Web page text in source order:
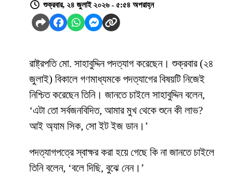
শুক্রবার, ২৪ জুলাই ২০২৬ - ৫:৫৪ অপরাহ্ন
রাষ্ট্রপতি মো. সাহাবুদ্দিন পদত্যাগ করেছেন। শুক্রবার (২৪
জুলাই) বিকালে গণমাধ্যমকে পদত্যাগের বিষয়টি নিজেই
নিশ্চিত করেছেন তিনি। জানতে চাইলে সাহাবুদ্দিন বলেন,
‘এটা তো সর্বজনবিদিত, আমার মুখ থেকে শুনে কী লাভ?
আই অ্যাম সিক, সো ইট ইজ ডান।’
পদত্যাগপত্রে স্বাক্ষর করা হয়ে গেছে কি না জানতে চাইলে
তিনি বলেন, ‘বলে দিছি, বুঝে নেন।’